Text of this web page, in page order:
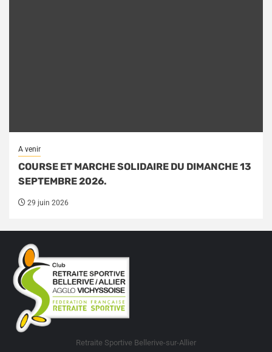
A venir
COURSE ET MARCHE SOLIDAIRE DU DIMANCHE 13
SEPTEMBRE 2026.
29 juin 2026
Retraite Sportive Bellerive-sur-Allier